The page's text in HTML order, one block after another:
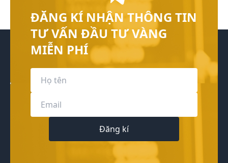
ĐĂNG KÍ NHẬN THÔNG TIN
TƯ VẤN ĐẦU TƯ VÀNG
MIỄN PHÍ
Đăng kí